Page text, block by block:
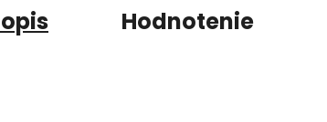
Hodnotenie